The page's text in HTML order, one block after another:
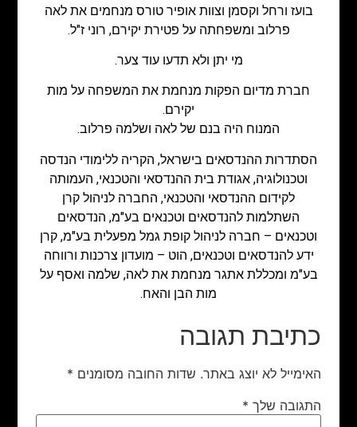
בועז ורחל וקסמן וצוות אופיר טורס מנחמים את לאה
פרלוב ומשפחתה על פטירת יקירם, רוני ז"ל.
מי יתן ולא תדעו עוד צער.
חברת מדיום הפקות מנחמת את המשפחה על מות
יקירם.
המנוח היה בנם של לאה ושלמה פרלוב.
הסתדרות ההנדסאים בישראל, הקריה ללימודי הנדסה
וטכנולוגיה, אגודת בית ההנדסאי והטכנאי, העמותה
לקידום ההנדסאי והטכנאי, החברה לניהול קרן
השתלמות להנדסאים וטכנאים בע"מ, הנדסאים
וטכנאים – חברה לניהול קופת גמל מפעלית בע"מ, קרן
ידע להנדסאים וטכנאים, הוט – מועדון צרכנות ורווחה
בע"מ ומכללת אתגר מנחמת את לאה, שלמה ואסף על
מות הבן והאח.
כתיבת תגובה
האימייל לא יוצג באתר. שדות החובה מסומנים *
התגובה שלך *